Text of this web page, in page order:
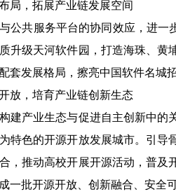
，拓展产业链发展空间
共服务平台的协同效应，进一
升级天河软件园，打造海珠、
套发展格局，擦亮中国软件名城
，培育产业链创新生态
产业生态与促进自主创新中的
特色的开源开放发展城市。引
，推动高校开展开源活动，普
一批开源开放、创新融合、安全